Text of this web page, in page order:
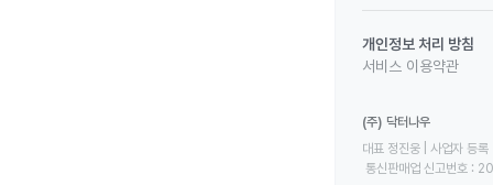
개인정보 처리 방침
서비스 이용약관
(주) 닥터나우
대표 정진웅 | 사업자
통신판매업 신고번호